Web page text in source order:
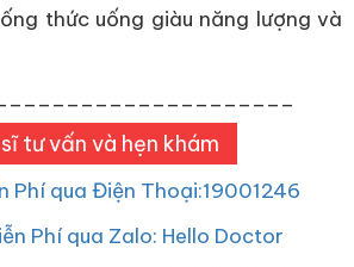
thức uống giàu năng lượng và
tư vấn và hẹn khám
Phí qua Điện Thoại:19001246
Phí qua Zalo: Hello Doctor